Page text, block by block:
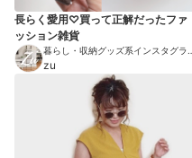
長らく愛用♡買って正解だったファ
ッション雑貨
暮らし・収納グッズ系インスタグラマ
ー
zu